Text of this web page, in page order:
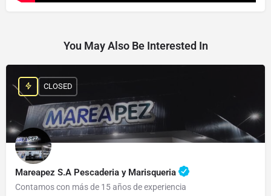
You May Also Be Interested In
Mareapez S.A Pescaderia y Marisqueria
Contamos con más de 15 años de experiencia
CLOSED